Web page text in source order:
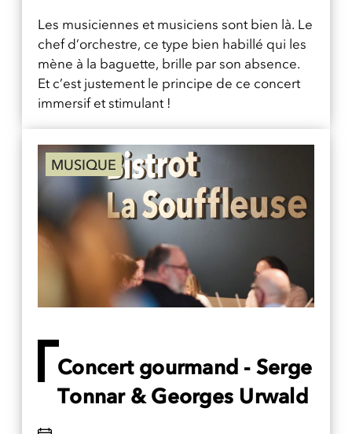
Les musiciennes et musiciens sont bien là. Le
chef d’orchestre, ce type bien habillé qui les
mène à la baguette, brille par son absence.
Et c’est justement le principe de ce concert
immersif et stimulant !
MUSIQUE
Concert gourmand - Serge
Tonnar & Georges Urwald